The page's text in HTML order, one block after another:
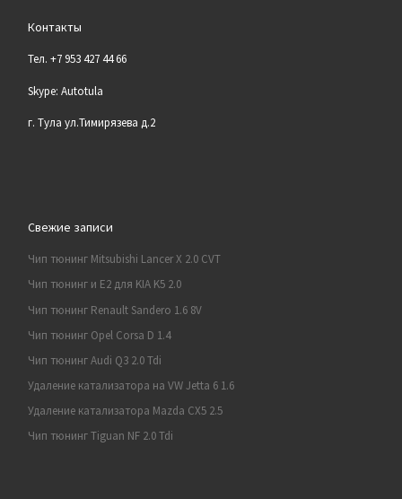
Контакты
Тел. +7 953 427 44 66
Skype: Autotula
г. Тула ул.Тимирязева д.2
Свежие записи
Чип тюнинг Mitsubishi Lancer X 2.0 CVT
Чип тюнинг и E2 для KIA K5 2.0
Чип тюнинг Renault Sandero 1.6 8V
Чип тюнинг Opel Corsa D 1.4
Чип тюнинг Audi Q3 2.0 Tdi
Удаление катализатора на VW Jetta 6 1.6
Удаление катализатора Mazda CX5 2.5
Чип тюнинг Tiguan NF 2.0 Tdi